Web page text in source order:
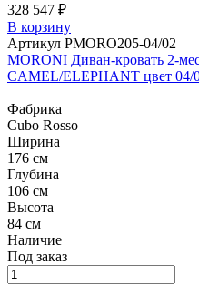
328 547 ₽
В корзину
Артикул PMORO205-04/02
MORONI Диван-кровать 2-
CAMEL/ELEPHANT цвет 04/
Фабрика
Cubo Rosso
Ширина
176 см
Глубина
106 см
Высота
84 см
Наличие
Под заказ